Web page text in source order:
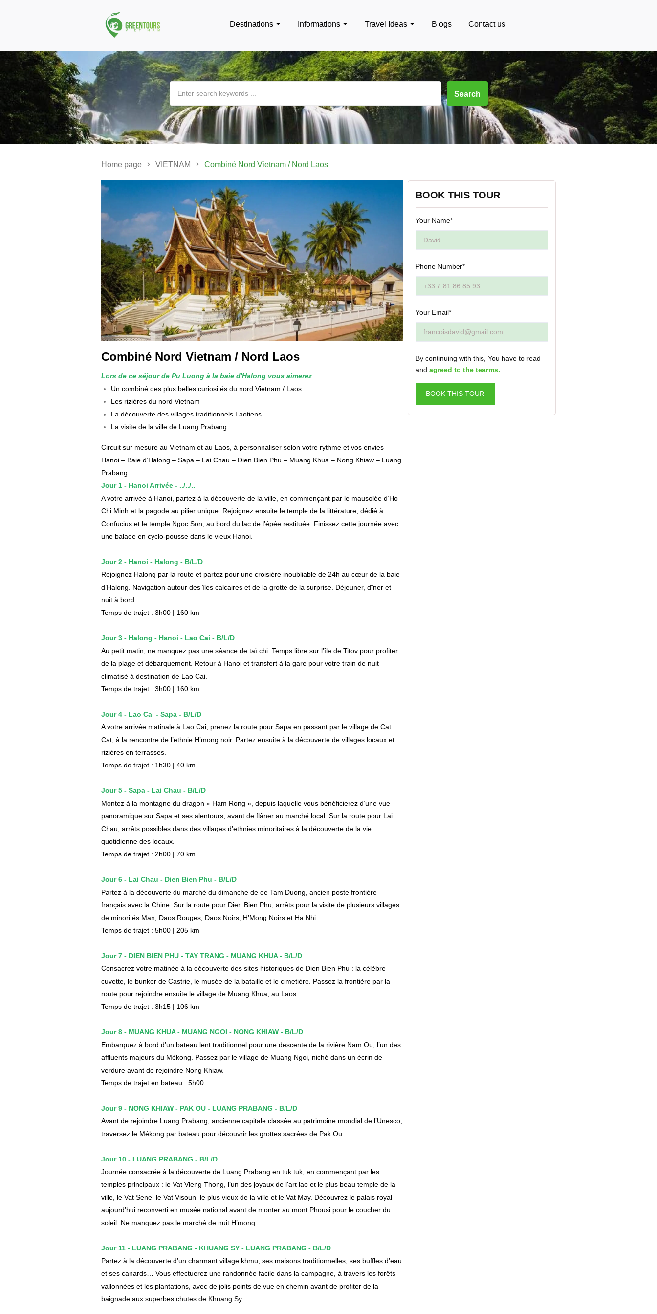
Destinations Informations Travel Ideas Blogs Contact us
Home page VIETNAM Combiné Nord Vietnam / Nord Laos
Combiné Nord Vietnam / Nord Laos
Lors de ce séjour de Pu Luong à la baie d'Halong vous aimerez
Un combiné des plus belles curiosités du nord Vietnam / Laos
Les rizières du nord Vietnam
La découverte des villages traditionnels Laotiens
La visite de la ville de Luang Prabang
Circuit sur mesure au Vietnam et au Laos, à personnaliser selon votre rythme et vos envies
Hanoi – Baie d’Halong – Sapa – Lai Chau – Dien Bien Phu – Muang Khua – Nong Khiaw – Luang
Prabang
Jour 1 - Hanoi Arrivée - ../../..
A votre arrivée à Hanoi, partez à la découverte de la ville, en commençant par le mausolée d’Ho
Chi Minh et la pagode au pilier unique. Rejoignez ensuite le temple de la littérature, dédié à
Confucius et le temple Ngoc Son, au bord du lac de l’épée restituée. Finissez cette journée avec
une balade en cyclo-pousse dans le vieux Hanoi.
Jour 2 - Hanoi - Halong - B/L/D
Rejoignez Halong par la route et partez pour une croisière inoubliable de 24h au cœur de la baie
d’Halong. Navigation autour des îles calcaires et de la grotte de la surprise. Déjeuner, dîner et
nuit à bord.
Temps de trajet : 3h00 | 160 km
Jour 3 - Halong - Hanoi - Lao Cai - B/L/D
Au petit matin, ne manquez pas une séance de taï chi. Temps libre sur l’île de Titov pour profiter
de la plage et débarquement. Retour à Hanoi et transfert à la gare pour votre train de nuit
climatisé à destination de Lao Cai.
Temps de trajet : 3h00 | 160 km
Jour 4 - Lao Cai - Sapa - B/L/D
A votre arrivée matinale à Lao Cai, prenez la route pour Sapa en passant par le village de Cat
Cat, à la rencontre de l’ethnie H’mong noir. Partez ensuite à la découverte de villages locaux et
rizières en terrasses.
Temps de trajet : 1h30 | 40 km
Jour 5 - Sapa - Lai Chau - B/L/D
Montez à la montagne du dragon « Ham Rong », depuis laquelle vous bénéficierez d’une vue
panoramique sur Sapa et ses alentours, avant de flâner au marché local. Sur la route pour Lai
Chau, arrêts possibles dans des villages d’ethnies minoritaires à la découverte de la vie
quotidienne des locaux.
Temps de trajet : 2h00 | 70 km
Jour 6 - Lai Chau - Dien Bien Phu - B/L/D
Partez à la découverte du marché du dimanche de de Tam Duong, ancien poste frontière
français avec la Chine. Sur la route pour Dien Bien Phu, arrêts pour la visite de plusieurs villages
de minorités Man, Daos Rouges, Daos Noirs, H’Mong Noirs et Ha Nhi.
Temps de trajet : 5h00 | 205 km
Jour 7 - DIEN BIEN PHU - TAY TRANG - MUANG KHUA - B/L/D
Consacrez votre matinée à la découverte des sites historiques de Dien Bien Phu : la célèbre
cuvette, le bunker de Castrie, le musée de la bataille et le cimetière. Passez la frontière par la
route pour rejoindre ensuite le village de Muang Khua, au Laos.
Temps de trajet : 3h15 | 106 km
Jour 8 - MUANG KHUA - MUANG NGOI - NONG KHIAW - B/L/D
Embarquez à bord d’un bateau lent traditionnel pour une descente de la rivière Nam Ou, l’un des
affluents majeurs du Mékong. Passez par le village de Muang Ngoi, niché dans un écrin de
verdure avant de rejoindre Nong Khiaw.
Temps de trajet en bateau : 5h00
Jour 9 - NONG KHIAW - PAK OU - LUANG PRABANG - B/L/D
Avant de rejoindre Luang Prabang, ancienne capitale classée au patrimoine mondial de l’Unesco,
traversez le Mékong par bateau pour découvrir les grottes sacrées de Pak Ou.
Jour 10 - LUANG PRABANG - B/L/D
Journée consacrée à la découverte de Luang Prabang en tuk tuk, en commençant par les
temples principaux : le Vat Vieng Thong, l’un des joyaux de l’art lao et le plus beau temple de la
ville, le Vat Sene, le Vat Visoun, le plus vieux de la ville et le Vat May. Découvrez le palais royal
aujourd’hui reconverti en musée national avant de monter au mont Phousi pour le coucher du
soleil. Ne manquez pas le marché de nuit H’mong.
Jour 11 - LUANG PRABANG - KHUANG SY - LUANG PRABANG - B/L/D
Partez à la découverte d’un charmant village khmu, ses maisons traditionnelles, ses buffles d’eau
et ses canards… Vous effectuerez une randonnée facile dans la campagne, à travers les forêts
vallonnées et les plantations, avec de jolis points de vue en chemin avant de profiter de la
baignade aux superbes chutes de Khuang Sy.
BOOK THIS TOUR
Your Name*
Phone Number*
Your Email*
By continuing with this, You have to read
and agreed to the tearms.
BOOK THIS TOUR
Search